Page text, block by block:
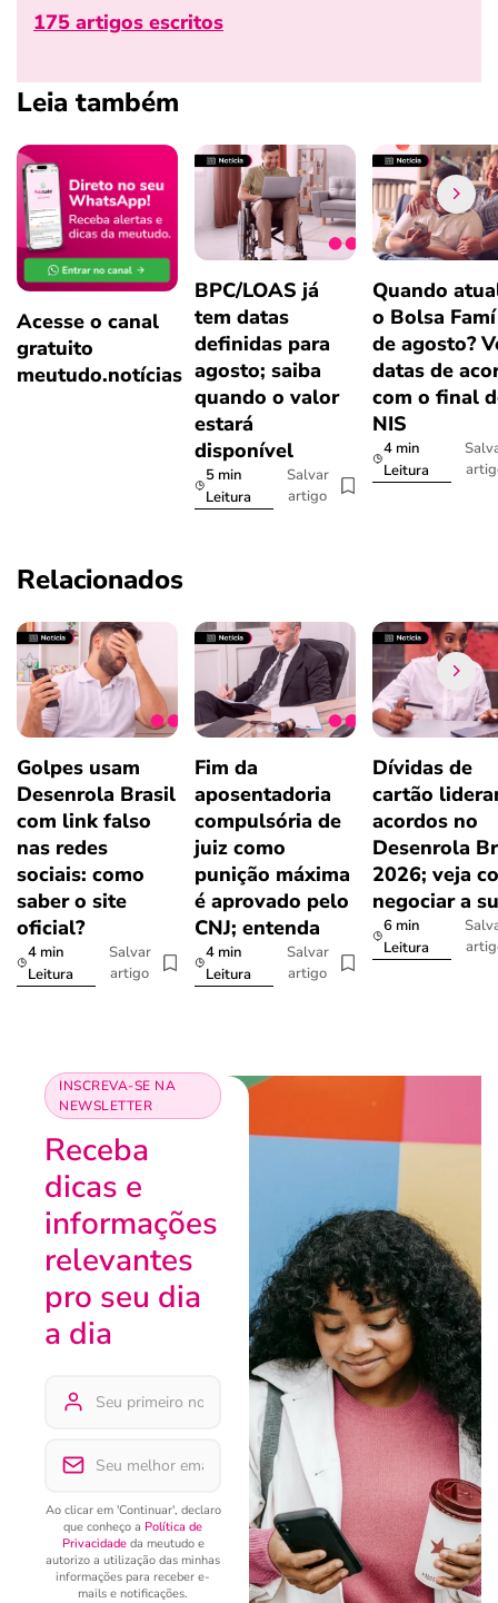
175 artigos escritos
Leia também
Acesse o canal
gratuito
meutudo.notícias
BPC/LOAS já
tem datas
definidas para
agosto; saiba
quando o valor
estará
disponível
5 min
Leitura
Salvar
artigo
Quando
o Bolsa
de agosto?
datas de
com o final
NIS
4 min
Leitura
Relacionados
Golpes usam
Desenrola Brasil
com link falso
nas redes
sociais: como
saber o site
oficial?
4 min
Leitura
Salvar
artigo
Fim da
aposentadoria
compulsória de
juiz como
punição máxima
é aprovado pelo
CNJ; entenda
4 min
Leitura
Salvar
artigo
Dívidas de
cartão
acordos no
Desenrola
2026; veja
negociar a
6 min
Leitura
INSCREVA-SE NA
NEWSLETTER
Receba
dicas e
informações
relevantes
pro seu dia
a dia
Ao clicar em 'Continuar', declaro
que conheço a Política de
Privacidadeda meutudo e
autorizo a utilização das minhas
informações para receber e-
mails e notificações.